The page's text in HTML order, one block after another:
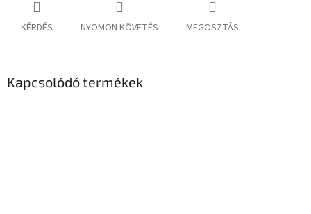
KÉRDÉS NYOMON KÖVETÉS MEGOSZTÁS
Kapcsolódó termékek